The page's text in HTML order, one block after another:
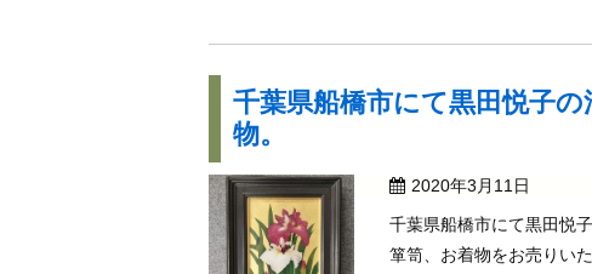
千葉県船橋市にて黒田悦子
物。
2020年3月11日
千葉県船橋市にて黒田悦
箪笥、お着物をお売りい